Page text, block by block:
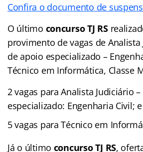
Confira o documento de
O último concurso TJ RS
provimento de vagas de Analista
de apoio especializado –
Técnico em Informática, Classe
2 vagas para Analista Judiciário
especializado: Engenharia Civil; e
5 vagas para Técnico em
Já o último concurso TJ RS,